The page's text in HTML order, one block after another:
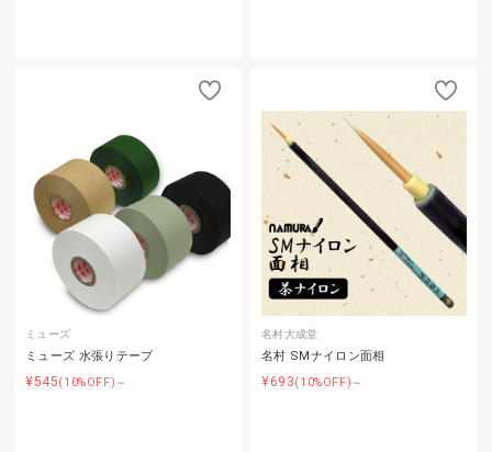
ミューズ
ミューズ 水張りテープ
¥545(10%OFF)～
名村大成堂
名村 SMナイロン面相
¥693(10%OFF)～